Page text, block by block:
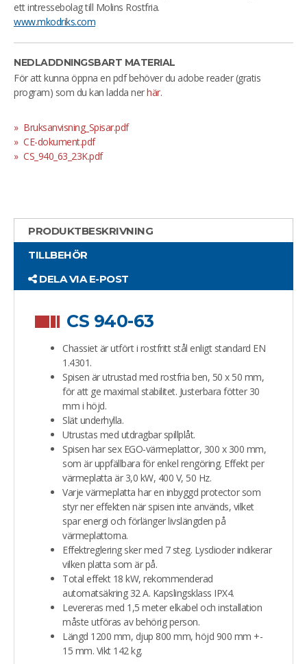
ett intressebolag till Molins Rostfria.
www.mkodriks.com
NEDLADDNINGSBART MATERIAL
För att kunna öppna en pdf behöver du adobe reader (gratis
program) som du kan ladda nerhär.
Bruksanvisning_Spisar.pdf
CE-dokument.pdf
CS_940_63_23K.pdf
PRODUKTBESKRIVNING
TILLBEHÖR
DELA VIA E-POST
CS 940-63
Chassiet är utfört i rostfritt stål enligt standard EN
1.4301.
Spisen är utrustad med rostfria ben, 50 x 50 mm,
för att ge maximal stabilitet. Justerbara fötter 30
mm i höjd.
Slät underhylla.
Utrustas med utdragbar spillplåt.
Spisen har sex EGO-värmeplattor, 300 x 300 mm,
som är uppfällbara för enkel rengöring. Effekt per
värmeplatta är 3,0 kW, 400 V, 50 Hz.
Varje värmeplatta har en inbyggd protector som
styr ner effekten när spisen inte används, vilket
spar energi och förlänger livslängden på
värmeplattorna.
Effektreglering sker med 7 steg. Lysdioder indikerar
vilken platta som är på.
Total effekt 18 kW, rekommenderad
automatsäkring 32 A. Kapslingsklass IPX4.
Levereras med 1,5 meter elkabel och installation
måste utföras av behörig person.
Längd 1200 mm, djup 800 mm, höjd 900 mm +-
15 mm. Vikt 142 kg.